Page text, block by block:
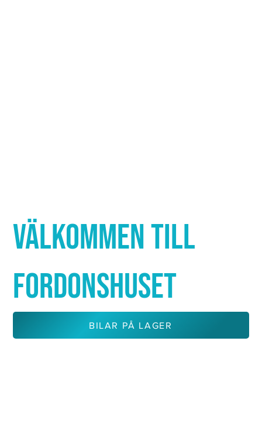
VÄLKOMMEN TILL
FORDONSHUSET
BILAR PÅ LAGER